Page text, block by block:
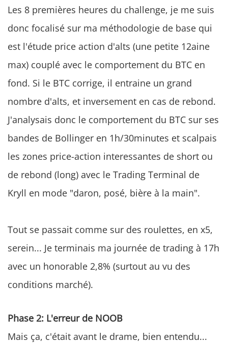
Les 8 premières heures du challenge, je me suis
donc focalisé sur ma méthodologie de base qui
est l'étude price action d'alts (une petite 12aine
max) couplé avec le comportement du BTC en
fond. Si le BTC corrige, il entraine un grand
nombre d'alts, et inversement en cas de rebond.
J'analysais donc le comportement du BTC sur ses
bandes de Bollinger en 1h/30minutes et scalpais
les zones price-action interessantes de short ou
de rebond (long) avec le Trading Terminal de
Kryll en mode "daron, posé, bière à la main".
Tout se passait comme sur des roulettes, en x5,
serein... Je terminais ma journée de trading à 17h
avec un honorable 2,8% (surtout au vu des
conditions marché).
Phase 2: L'erreur de NOOB
Mais ça, c'était avant le drame, bien entendu...